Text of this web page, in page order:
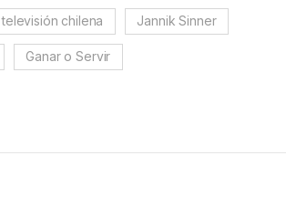
televisión chilena Jannik Sinner
Ganar o Servir